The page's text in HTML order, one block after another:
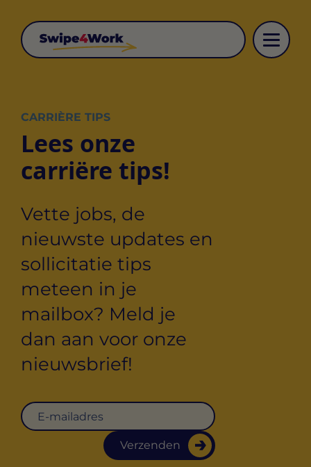
CARRIÈRE TIPS
Lees onze
carriëre tips!
Vette jobs, de
nieuwste updates en
sollicitatie tips
meteen in je
mailbox? Meld je
dan aan voor onze
nieuwsbrief!
Verzenden